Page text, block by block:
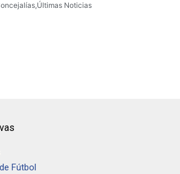
,Últimas Noticias
Fútbol